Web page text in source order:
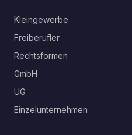
Kleingewerbe
Freiberufler
Rechtsformen
GmbH
UG
Einzelunternehmen